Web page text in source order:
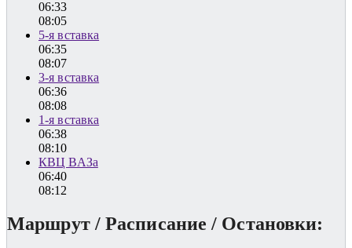
06:33
08:05
5-я вставка
06:35
08:07
3-я вставка
06:36
08:08
1-я вставка
06:38
08:10
КВЦ ВАЗа
06:40
08:12
Маршрут / Расписание / Остановки: